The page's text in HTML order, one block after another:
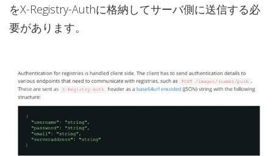
をX-Registry-Authに格納してサーバ側に送信する必
要があります。